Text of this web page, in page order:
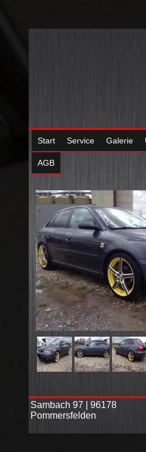
Start Service Galerie
AGB
Sambach 97 | 96178
Pommersfelden